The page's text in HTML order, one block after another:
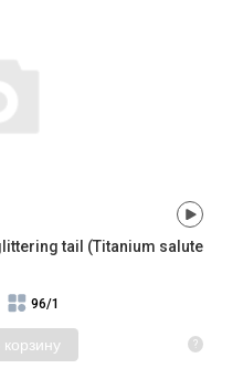
tail (Titanium salute
96/1
корзину ?